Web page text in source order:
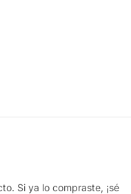
Si ya lo compraste, ¡sé